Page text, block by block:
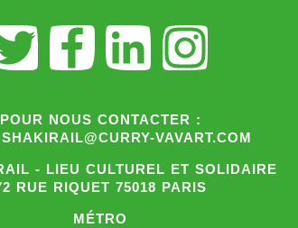
POUR NOUS CONTACTER :
VAVART.COM
- LIEU CULTUREL ET SOLIDAIRE
RUE RIQUET 75018 PARIS
MÉTRO